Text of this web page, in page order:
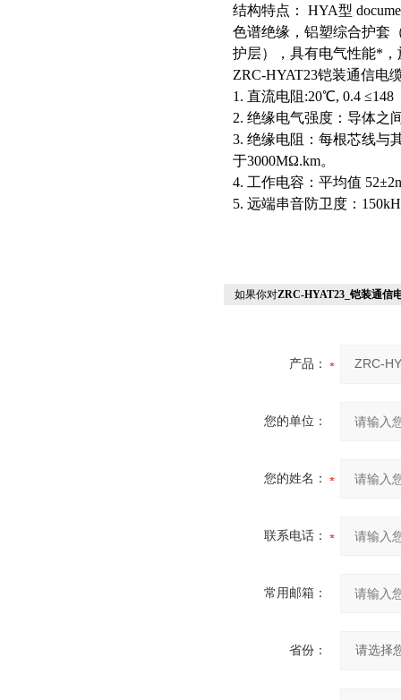
结构特点： HYA型
色谱绝缘，铝塑综合护套
护层），具有电气性能*
ZRC-HYAT23铠装通信电
1. 直流电阻:20℃, 0.4 ≤148
2. 绝缘电气强度：导体之
3. 绝缘电阻：每根芯线与
于3000MΩ.km。
4. 工作电容：平均值
5. 远端串音防卫度：
如果你对ZRC-HYAT23_铠装通信
产品：
您的单位：
您的姓名：
联系电话：
常用邮箱：
省份：